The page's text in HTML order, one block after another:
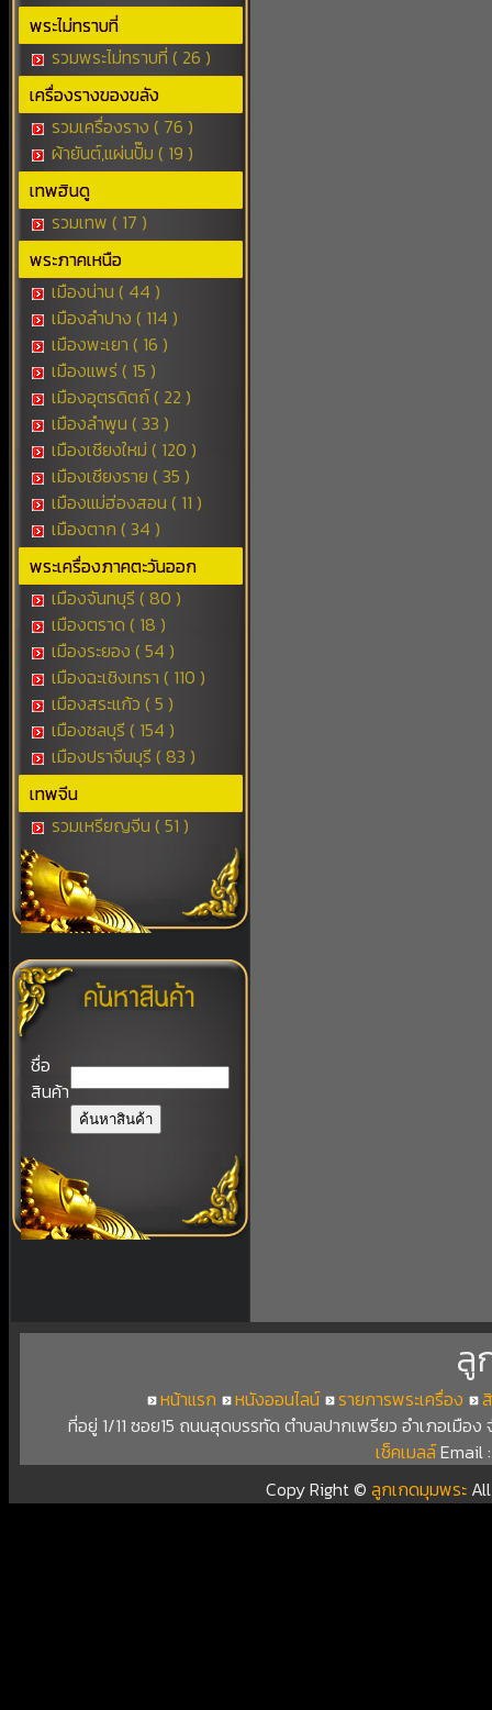
พระไม่ทราบที่
รวมพระไม่ทราบที่ ( 26 )
เครื่องรางของขลัง
รวมเครื่องราง ( 76 )
ผ้ายันต์,แผ่นปั๊ม ( 19 )
เทพฮินดู
รวมเทพ ( 17 )
พระภาคเหนือ
เมืองน่าน ( 44 )
เมืองลำปาง ( 114 )
เมืองพะเยา ( 16 )
เมืองแพร่ ( 15 )
เมืองอุตรดิตถ์ ( 22 )
เมืองลำพูน ( 33 )
เมืองเชียงใหม่ ( 120 )
เมืองเชียงราย ( 35 )
เมืองแม่ฮ่องสอน ( 11 )
เมืองตาก ( 34 )
พระเครื่องภาคตะวันออก
เมืองจันทบุรี ( 80 )
เมืองตราด ( 18 )
เมืองระยอง ( 54 )
เมืองฉะเชิงเทรา ( 110 )
เมืองสระแก้ว ( 5 )
เมืองชลบุรี ( 154 )
เมืองปราจีนบุรี ( 83 )
เทพจีน
รวมเหรียญจีน ( 51 )
ชื่อ
สินค้า
ลู
หน้าแรก หนังออนไลน์ รายการพระเครื่อง
ที่อยู่ 1/11 ซอย15 ถนนสุดบรรทัด ตำบลปากเพรียว อำเภอเมือ
เช็คเมลล์Email
Copy Right ©ลูกเกดมุมพระ